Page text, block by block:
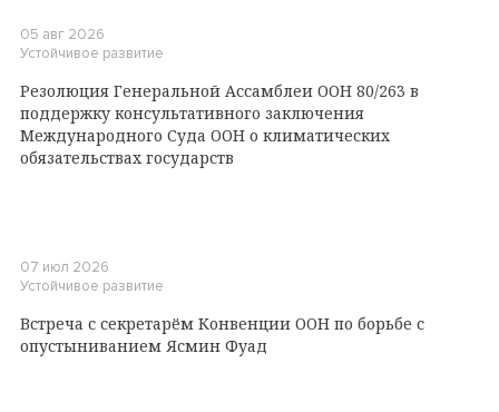
05 авг 2026
Устойчивое развитие
Резолюция Генеральной Ассамблеи ООН 80/263 в
поддержку консультативного заключения
Международного Суда ООН о климатических
обязательствах государств
07 июл 2026
Устойчивое развитие
Встреча с секретарём Конвенции ООН по борьбе с
опустыниванием Ясмин Фуад